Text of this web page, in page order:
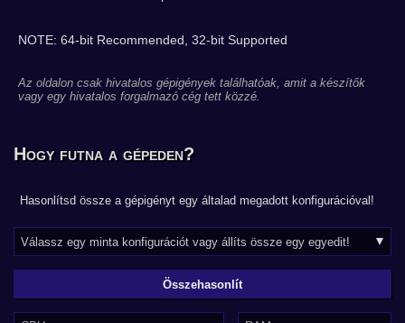
NOTE: 64-bit Recommended, 32-bit Supported
Az oldalon csak hivatalos gépigények találhatóak, amit a készítők
vagy egy hivatalos forgalmazó cég tett közzé.
Hogy futna a gépeden?
Hasonlítsd össze a gépigényt egy általad megadott konfigurációval!